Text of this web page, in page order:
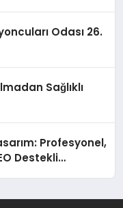
Odası 26.
Sağlıklı
Profesyonel,
Destekli